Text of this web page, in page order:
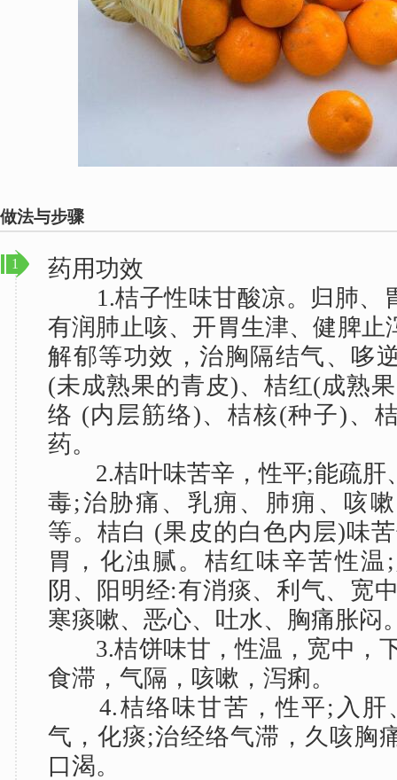
做法与步骤
1
药用功效
1.桔子性味甘酸凉。归肺、
有润肺止咳、开胃生津、健脾止
解郁等功效，治胸隔结气、哆
(未成熟果的青皮)、桔红(成熟
络 (内层筋络)、桔核(种子)、
药。
2.桔叶味苦辛，性平;能疏肝
毒;治胁痛、乳痈、肺痈、咳
等。桔白 (果皮的白色内层)味
胃，化浊腻。桔红味辛苦性
阴、阳明经:有消痰、利气、宽
寒痰嗽、恶心、吐水、胸痛胀闷
3.桔饼味甘，性温，宽中，
食滞，气隔，咳嗽，泻痢。
4.桔络味甘苦，性平;入肝
气，化痰;治经络气滞，久咳胸
口渴。